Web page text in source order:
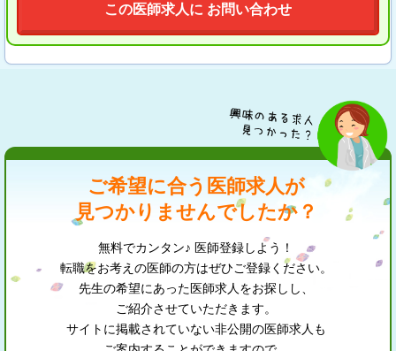
この医師求人に お問い合わせ
ご希望に合う医師求人が
見つかりませんでしたか？
無料でカンタン♪ 医師登録しよう！
転職をお考えの医師の方はぜひご登録ください。
先生の希望にあった医師求人をお探しし、
ご紹介させていただきます。
サイトに掲載されていない非公開の医師求人も